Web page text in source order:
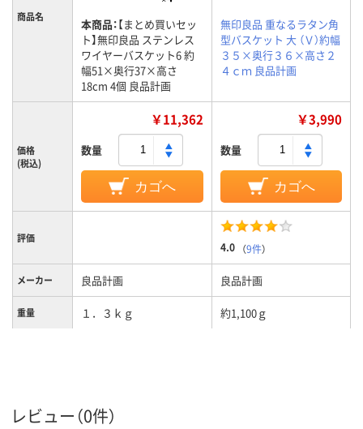
商品名 本商品：【まとめ買いセッ
ト】無印良品 ステンレス
ワイヤーバスケット6 約
幅51×奥行37×高さ
18cm 4個 良品計画
無印良品 重なるラタン角
型バスケット 大 （Ｖ）約幅
３５×奥行３６×高さ２
４ｃｍ 良品計画
価格
(税込)
￥11,362
数量
カゴへ
￥3,990
数量
カゴへ
評価
4.0 （9件）
メーカー 良品計画 良品計画
重量 １．３ｋｇ 約1,100ｇ
レビュー（0件）